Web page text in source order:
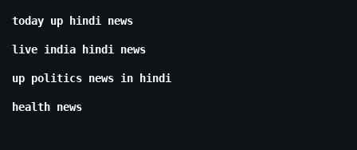
today up hindi news
live india hindi news
up politics news in hindi
health news